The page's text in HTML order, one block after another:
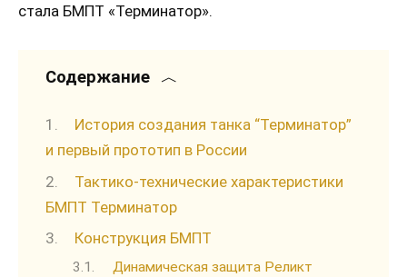
стала БМПТ «Терминатор».
Содержание
История создания танка “Терминатор”
и первый прототип в России
Тактико-технические характеристики
БМПТ Терминатор
Конструкция БМПТ
Динамическая защита Реликт